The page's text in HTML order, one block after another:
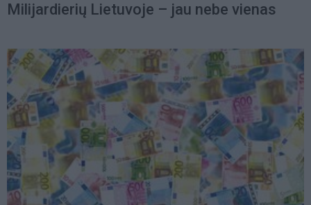
Milijardierių Lietuvoje – jau nebe vienas